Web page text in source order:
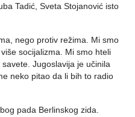
Tadić, Sveta Stojanović isto
nego protiv režima. Mi smo
socijalizma. Mi smo hteli
Jugoslavija je učinila
neko pitao da li bih to radio
pada Berlinskog zida.